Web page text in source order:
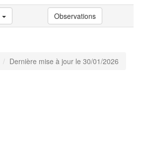
Observations
Dernière mise à jour le 30/01/2026